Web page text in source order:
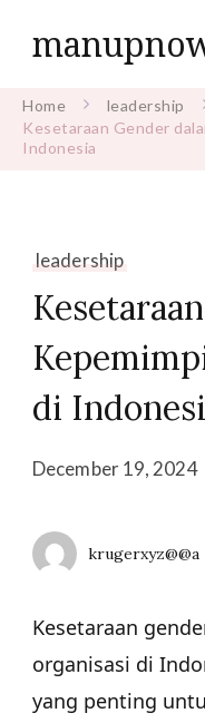
Home
leadership
Kesetaraan Gender
Indonesia
leadership
di
December 19, 2024
krugerxyz@@a
Kesetaraan
organisasi di
yang penting